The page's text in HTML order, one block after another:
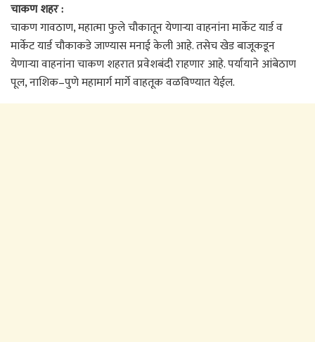
चाकण शहर :
चाकण गावठाण, महात्मा फुले चौकातून येणाऱ्या वाहनांना मार्केट यार्ड व
मार्केट यार्ड चौकाकडे जाण्यास मनाई केली आहे. तसेच खेड बाजूकडून
येणाऱ्या वाहनांना चाकण शहरात प्रवेशबंदी राहणार आहे. पर्यायाने आंबेठाण
पूल, नाशिक–पुणे महामार्ग मार्गे वाहतूक वळविण्यात येईल.